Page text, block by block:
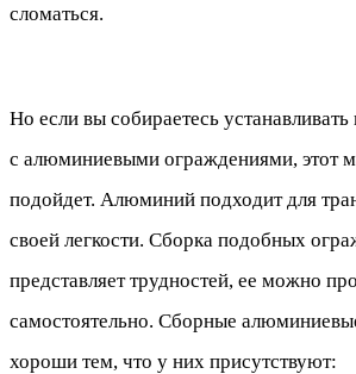
сломаться.
Но если вы собираетесь
с алюминиевыми ограждениями, этот
подойдет. Алюминий подходит для
своей легкости. Сборка подобных
представляет трудностей, ее можно
самостоятельно. Сборные
хороши тем, что у них присутствуют: